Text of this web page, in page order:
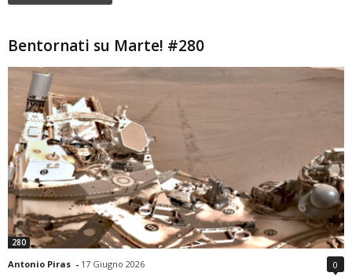
Bentornati su Marte! #280
280
Antonio Piras - 17 Giugno 2026 0